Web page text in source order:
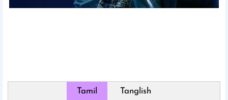
Tamil Tanglish